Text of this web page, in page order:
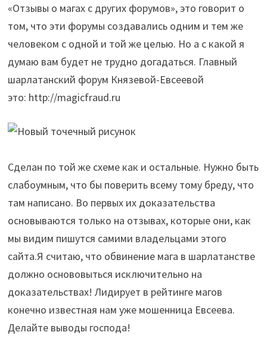
«Отзывы о магах с других форумов», это говорит о
том, что эти форумы создавались одним и тем же
человеком с одной и той же целью. Но а с какой я
думаю вам будет не трудно догадаться. Главный
шарлатанский форум Князевой-Евсеевой
это: http://magicfraud.ru
Сделан по той же схеме как и остальные. Нужно быть
слабоумным, что бы поверить всему тому бреду, что
там написано. Во первых их доказательства
основываются только на отзывах, которые они, как
мы видим пишутся самими владельцами этого
сайта.Я считаю, что обвинение мага в шарлатанстве
должно основовыться исключительно на
доказательствах! Лидирует в рейтинге магов
конечно известная нам уже мошенница Евсеева.
Делайте выводы господа!